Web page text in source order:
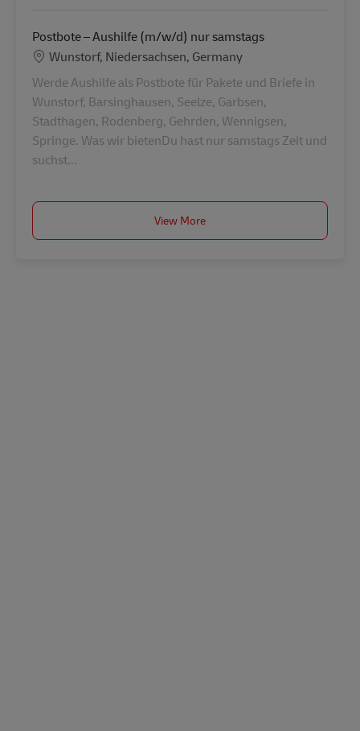
Postbote – Aushilfe (m/w/d) nur samstags
Konum
Wunstorf, Niedersachsen, Germany
Werde Aushilfe als Postbote für Pakete und Briefe in
Wunstorf, Barsinghausen, Seelze, Garbsen,
Stadthagen, Rodenberg, Gehrden, Wennigsen,
Springe. Was wir bietenDu hast nur samstags Zeit und
suchst...
View More